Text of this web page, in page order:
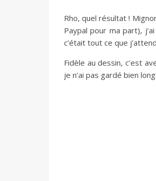
Rho, quel résultat !
Paypal pour ma part),
c’était tout ce que
Fidèle au dessin, c’est
je n’ai pas gardé bien